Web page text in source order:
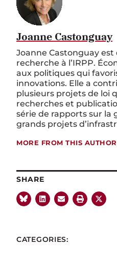
Joanne Castonguay
Joanne Castonguay
recherche à l’IRPP.
aux politiques qui
innovations. Elle a
plusieurs projets de loi
recherches et
série de rapports sur la
grands projets
MORE FROM THIS AUTHOR
SHARE
CATEGORIES: